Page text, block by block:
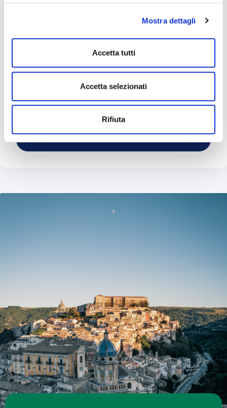
mantenendo le impostazioni di default (solo cookie tecnici
attivi).
Mostra dettagli
Accetta tutti
Accetta selezionati
Rifiuta
Descrivi in breve di cosa hai bisogno